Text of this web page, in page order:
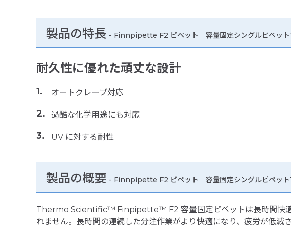
製品の特長 - Finnpipette F2 ピペット 容量固定シングルピペット
耐久性に優れた頑丈な設計
オートクレーブ対応
過酷な化学用途にも対応
UV に対する耐性
製品の概要 - Finnpipette F2 ピペット 容量固定シングルピペット
Thermo Scientific™ Finpipette™ F2 容量固定ピペットは長時間快適
れません。長時間の連続した分注作業がより快適になり、疲労が低減